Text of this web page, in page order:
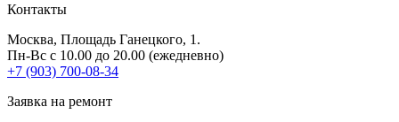
Контакты
Москва, Площадь Ганецкого, 1.
Пн-Вс с 10.00 до 20.00 (ежедневно)
+7 (903) 700-08-34
Заявка на ремонт